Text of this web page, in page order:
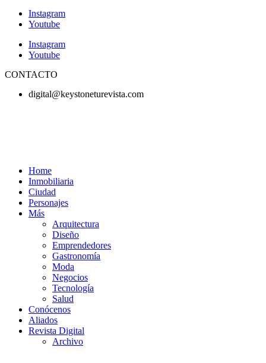
Instagram
Youtube
Instagram
Youtube
CONTACTO
digital@keystoneturevista.com
Home
Inmobiliaria
Ciudad
Personajes
Más
Arquitectura
Diseño
Emprendedores
Gastronomía
Moda
Negocios
Tecnología
Salud
Conócenos
Aliados
Revista Digital
Archivo